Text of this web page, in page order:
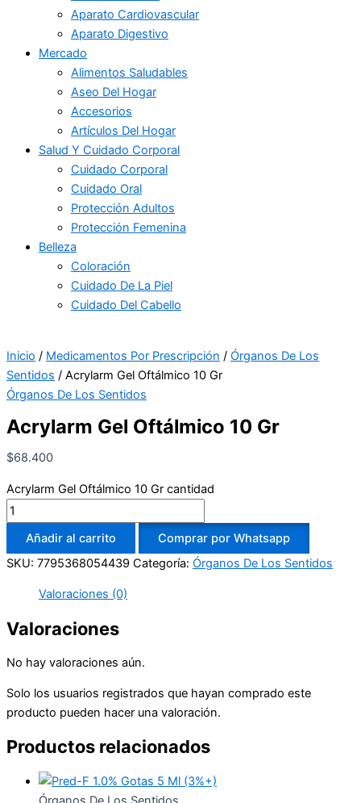
Aparato Cardiovascular
Aparato Digestivo
Mercado
Alimentos Saludables
Aseo Del Hogar
Accesorios
Artículos Del Hogar
Salud Y Cuidado Corporal
Cuidado Corporal
Cuidado Oral
Protección Adultos
Protección Femenina
Belleza
Coloración
Cuidado De La Piel
Cuidado Del Cabello
Inicio / Medicamentos Por Prescripción / Órganos De Los
Sentidos / Acrylarm Gel Oftálmico 10 Gr
Órganos De Los Sentidos
Acrylarm Gel Oftálmico 10 Gr
$68.400
Acrylarm Gel Oftálmico 10 Gr cantidad
Añadir al carrito
Comprar por Whatsapp
SKU: 7795368054439 Categoría: Órganos De Los Sentidos
Valoraciones (0)
Valoraciones
No hay valoraciones aún.
Solo los usuarios registrados que hayan comprado este
producto pueden hacer una valoración.
Productos relacionados